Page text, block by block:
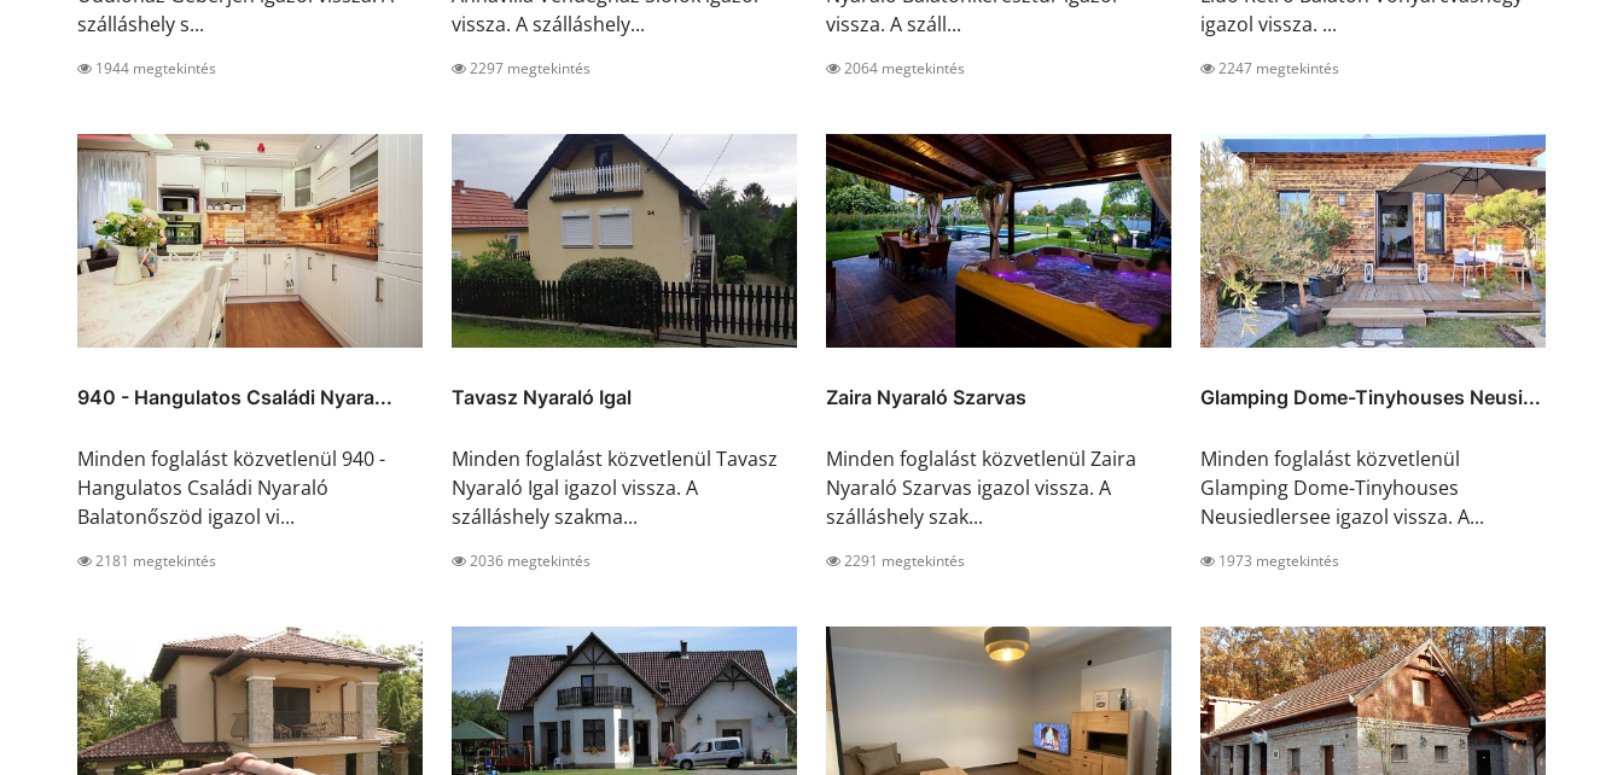
szálláshely s...
1944 megtekintés
vissza. A szálláshely...
2297 megtekintés
vissza. A száll...
2064 megtekintés
igazol vissza. ...
2247 megtekintés
940 - Hangulatos Családi Nyara...
Minden foglalást közvetlenül 940 -
Hangulatos Családi Nyaraló
Balatonőszöd igazol vi...
2181 megtekintés
Tavasz Nyaraló Igal
Minden foglalást közvetlenül Tavasz
Nyaraló Igal igazol vissza. A
szálláshely szakma...
2036 megtekintés
Zaira Nyaraló Szarvas
Minden foglalást közvetlenül Zaira
Nyaraló Szarvas igazol vissza. A
szálláshely szak...
2291 megtekintés
Glamping Dome-Tinyhouses Neusi...
Minden foglalást közvetlenül
Glamping Dome-Tinyhouses
Neusiedlersee igazol vissza. A...
1973 megtekintés